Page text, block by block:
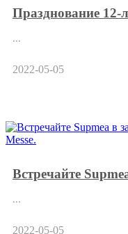
Празднование 12-
...
2022-05-05
...
2022-05-05